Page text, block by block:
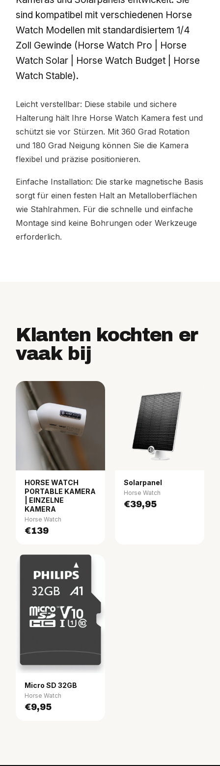
sind kompatibel mit verschiedenen Horse
Watch Modellen mit standardisiertem 1/4
Zoll Gewinde (Horse Watch Pro | Horse
Watch Solar | Horse Watch Budget | Horse
Watch Stable).
Leicht verstellbar: Diese stabile und sichere
Halterung hält Ihre Horse Watch Kamera fest und
schützt sie vor Stürzen. Mit 360 Grad Rotation
und 180 Grad Neigung können Sie die Kamera
flexibel und präzise positionieren.
Einfache Installation: Die starke magnetische Basis
sorgt für einen festen Halt an Metalloberflächen
wie Stahlrahmen. Für die schnelle und einfache
Montage sind keine Bohrungen oder Werkzeuge
erforderlich.
Klanten kochten er
vaak bij
HORSE WATCH
PORTABLE KAMERA
| EINZELNE
KAMERA
Horse Watch
€139
Solarpanel
Horse Watch
€39,95
Micro SD 32GB
Horse Watch
€9,95